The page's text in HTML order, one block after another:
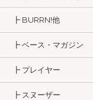
┣ BURRN!他
┣ ベース・マガジン
┣ プレイヤー
┣ スヌーザー